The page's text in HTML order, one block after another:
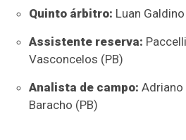
Quinto árbitro: Luan
Assistente reserva:
Vasconcelos (PB)
Analista de campo: Adriano
Baracho (PB)